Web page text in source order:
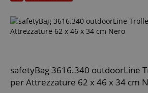
safetyBag 3616.340 outdoorLine
per Attrezzature 62 x 46 x 34 cm